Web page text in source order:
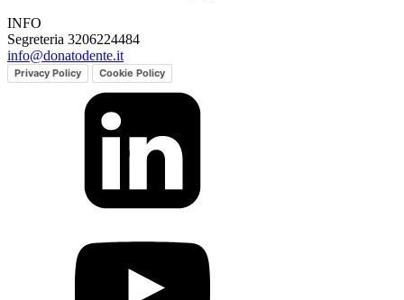
INFO
Segreteria 3206224484
info@donatodente.it
Privacy Policy Cookie Policy